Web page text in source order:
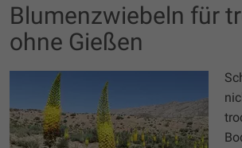
Blumenzwiebeln für
ohne Gießen